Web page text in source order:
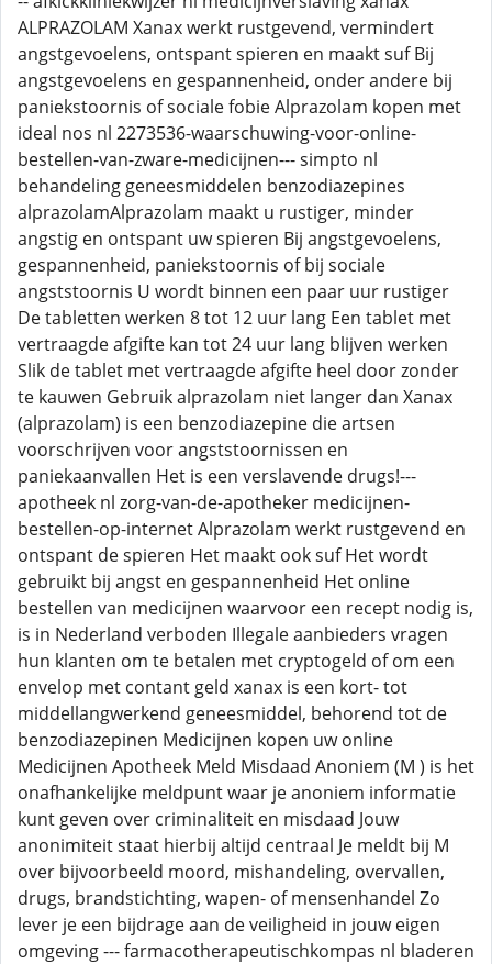
ALPRAZOLAM Xanax werkt rustgevend, vermindert
angstgevoelens, ontspant spieren en maakt suf Bij
angstgevoelens en gespannenheid, onder andere bij
paniekstoornis of sociale fobie Alprazolam kopen met
ideal nos nl 2273536-waarschuwing-voor-online-
bestellen-van-zware-medicijnen--- simpto nl
behandeling geneesmiddelen benzodiazepines
alprazolamAlprazolam maakt u rustiger, minder
angstig en ontspant uw spieren Bij angstgevoelens,
gespannenheid, paniekstoornis of bij sociale
angststoornis U wordt binnen een paar uur rustiger
De tabletten werken 8 tot 12 uur lang Een tablet met
vertraagde afgifte kan tot 24 uur lang blijven werken
Slik de tablet met vertraagde afgifte heel door zonder
te kauwen Gebruik alprazolam niet langer dan Xanax
(alprazolam) is een benzodiazepine die artsen
voorschrijven voor angststoornissen en
paniekaanvallen Het is een verslavende drugs!---
apotheek nl zorg-van-de-apotheker medicijnen-
bestellen-op-internet Alprazolam werkt rustgevend en
ontspant de spieren Het maakt ook suf Het wordt
gebruikt bij angst en gespannenheid Het online
bestellen van medicijnen waarvoor een recept nodig is,
is in Nederland verboden Illegale aanbieders vragen
hun klanten om te betalen met cryptogeld of om een
envelop met contant geld xanax is een kort- tot
middellangwerkend geneesmiddel, behorend tot de
benzodiazepinen Medicijnen kopen uw online
Medicijnen Apotheek Meld Misdaad Anoniem (M ) is het
onafhankelijke meldpunt waar je anoniem informatie
kunt geven over criminaliteit en misdaad Jouw
anonimiteit staat hierbij altijd centraal Je meldt bij M
over bijvoorbeeld moord, mishandeling, overvallen,
drugs, brandstichting, wapen- of mensenhandel Zo
lever je een bijdrage aan de veiligheid in jouw eigen
omgeving --- farmacotherapeutischkompas nl bladeren